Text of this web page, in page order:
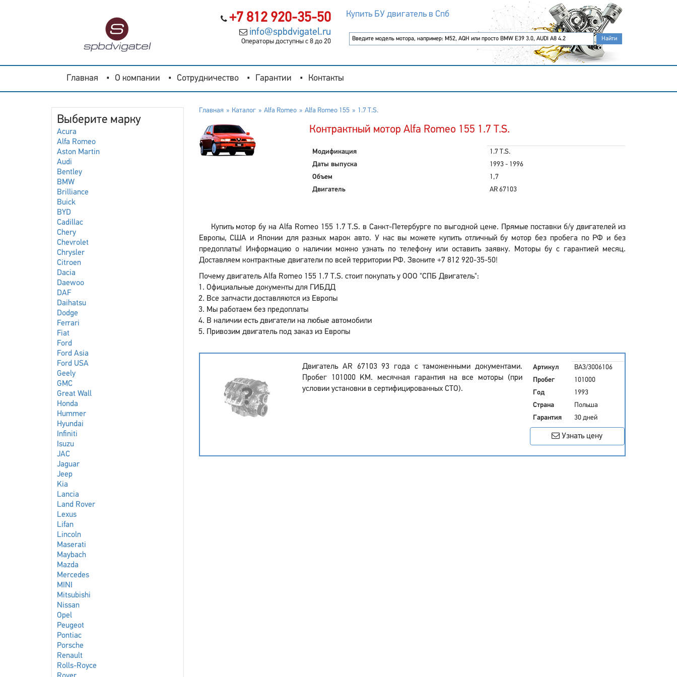
+7 812 920-35-50
info@spbdvigatel.ru
Операторы доступны с 8 до 20
Купить БУ двигатель в Спб
Главная О компании Сотрудничество Гарантии Контакты
Выберите марку
Acura
Alfa Romeo
Aston Martin
Audi
Bentley
BMW
Brilliance
Buick
BYD
Cadillac
Chery
Chevrolet
Chrysler
Citroen
Dacia
Daewoo
DAF
Daihatsu
Dodge
Ferrari
Fiat
Ford
Ford Asia
Ford USA
Geely
GMC
Great Wall
Honda
Hummer
Hyundai
Infiniti
Isuzu
JAC
Jaguar
Jeep
Kia
Lancia
Land Rover
Lexus
Lifan
Lincoln
Maserati
Maybach
Mazda
Mercedes
MINI
Mitsubishi
Nissan
Opel
Peugeot
Pontiac
Porsche
Renault
Rolls-Royce
Главная Каталог Alfa Romeo Alfa Romeo 155 1.7 T.S.
Контрактный мотор Alfa Romeo 155 1.7 T.S.
Модификация
1.7 T.S.
Даты выпуска
1993 - 1996
Объем
1,7
Двигатель
AR 67103
Купить мотор бу на Alfa Romeo 155 1.7 T.S. в Санкт-Петербурге по выгодной цене. Прямые поставки б/у двигателей из
Европы, США и Японии для разных марок авто. У нас вы можете купить отличный бу мотор без пробега по РФ и без
предоплаты! Информацию о наличии можно узнать по телефону или оставить заявку. Моторы бу с гарантией месяц.
Доставляем контрактные двигатели по всей территории РФ. Звоните +7 812 920-35-50!
Почему двигатель Alfa Romeo 155 1.7 T.S. стоит покупать у ООО "СПБ Двигатель":
Официальные документы для ГИБДД
Все запчасти доставляются из Европы
Мы работаем без предоплаты
В наличии есть двигатели на любые автомобили
Привозим двигатель под заказ из Европы
Двигатель AR 67103 93 года с таможенными документами.
Пробег 101000 KM. месячная гарантия на все моторы (при
условии установки в сертифицированных СТО).
Артикул
BA3/3006106
Пробег
101000
Год
1993
Страна
Польша
Гарантия
30 дней
Узнать цену